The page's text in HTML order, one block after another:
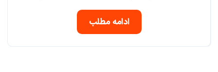
ادامه مطلب